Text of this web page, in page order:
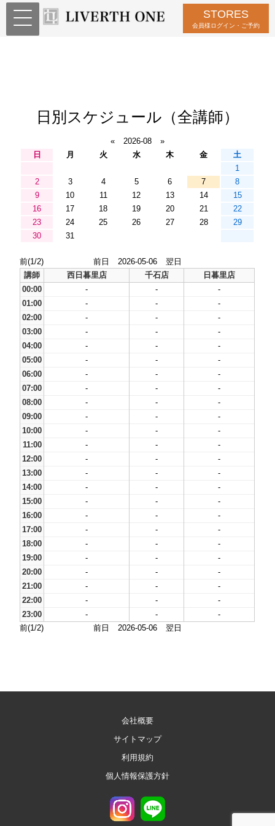
STORES
会員様ログイン・ご予約
日別スケジュール（全講師）
« 2026-08
»
日
月 火 水 木 金
土
1
2
3 4 5 6 7
8
9
10 11 12 13 14
15
16
17 18 19 20 21
22
23
24 25 26 27 28
29
30
31
前(1/2) 前日 2026-05-06
翌日
講師
西日暮里店 千石店
日暮里店
00:00
- -
-
01:00
- -
-
02:00
- -
-
03:00
- -
-
04:00
- -
-
05:00
- -
-
06:00
- -
-
07:00
- -
-
08:00
- -
-
09:00
- -
-
10:00
- -
-
11:00
- -
-
12:00
- -
-
13:00
- -
-
14:00
- -
-
15:00
- -
-
16:00
- -
-
17:00
- -
-
18:00
- -
-
19:00
- -
-
20:00
- -
-
21:00
- -
-
22:00
- -
-
23:00
- -
-
前(1/2)
前日 2026-05-06 翌日
会社概要
サイトマップ
利用規約
個人情報保護方針